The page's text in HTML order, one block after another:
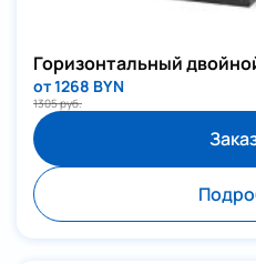
Горизонтальный
от 1268 BYN
1305 руб.